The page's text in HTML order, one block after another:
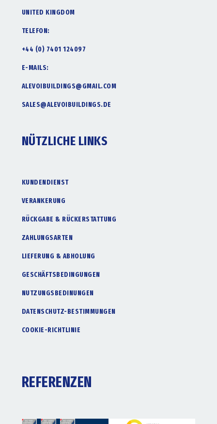
UNITED KINGDOM
TELEFON:
+44 (0) 7401 124097
E-MAILS:
ALEVOIBUILDINGS@GMAIL.COM
SALES@ALEVOIBUILDINGS.DE
NÜTZLICHE LINKS
KUNDENDIENST
VERANKERUNG
RÜCKGABE & RÜCKERSTATTUNG
ZAHLUNGSARTEN
LIEFERUNG & ABHOLUNG
GESCHÄFTSBEDINGUNGEN
NUTZUNGSBEDINUNGEN
DATENSCHUTZ-BESTIMMUNGEN
COOKIE-RICHTLINIE
REFERENZEN